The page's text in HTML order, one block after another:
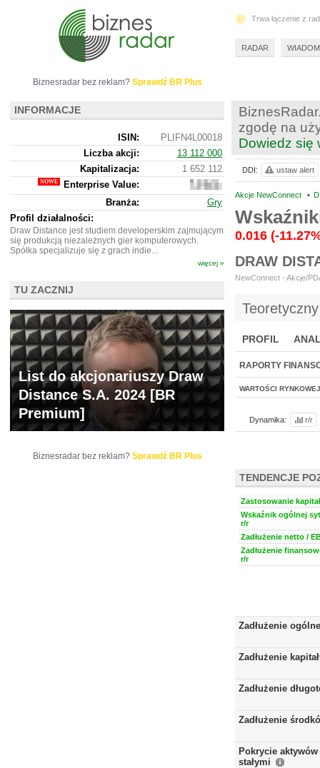
zgodę na
Dowiedz się
Akcje NewConnect •
0.016 (-
DRAW
NewConnect - Akcje/
PROFIL
BR LAB
RAPORTY
WARTOŚCI RYNKOWEJ
Dynamika: r/r
TENDENCJE
Zastosowanie
Wskaźnik ogólnej
r/r
Zadłużenie netto /
Zadłużenie
r/r
Zadłużenie ogólne
Zadłużenie
Zadłużenie
Zadłużenie
Pokrycie aktywów
stałymi
DDI: ustaw alert
Biznesradar bez reklam? Sprawdź BR Plus
INFORMACJE
ISIN:
PLIFN4L00018
Liczba akcji:
13 112 000
Kapitalizacja:
1 652 112
Enterprise Value:
4
578 112
Branża:
Gry
Profil działalności:
Draw Distance jest studiem developerskim zajmującym
się produkcją niezależnych gier komputerowych.
Spółka specjalizuje się z grach indie...
więcej »
TU ZACZNIJ
List do akcjonariuszy Draw
Distance S.A. 2024 [BR
Premium]
Biznesradar bez reklam? Sprawdź BR Plus
Trwa łączenie z
RADAR